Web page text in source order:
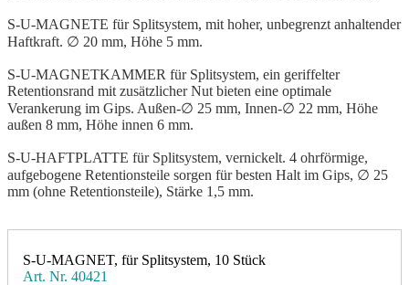
S-U-MAGNETE für Splitsystem, mit hoher, unbegrenzt anhaltender
Haftkraft. ∅ 20 mm, Höhe 5 mm.
S-U-MAGNETKAMMER für Splitsystem, ein geriffelter
Retentionsrand mit zusätzlicher Nut bieten eine optimale
Verankerung im Gips. Außen-∅ 25 mm, Innen-∅ 22 mm, Höhe
außen 8 mm, Höhe innen 6 mm.
S-U-HAFTPLATTE für Splitsystem, vernickelt. 4 ohrförmige,
aufgebogene Retentionsteile sorgen für besten Halt im Gips, ∅ 25
mm (ohne Reten­tionsteile), Stärke 1,5 mm.
S-U-MAGNET, für Splitsystem, 10 Stück
Art. Nr. 40421